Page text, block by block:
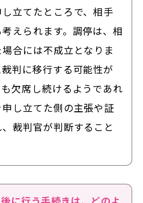
立てたところで、相手
えられます。調停は、相
合には不成立となりま
判に移行する可能性が
欠席し続けるようであれ
し立てた側の主張や証
裁判官が判断すること